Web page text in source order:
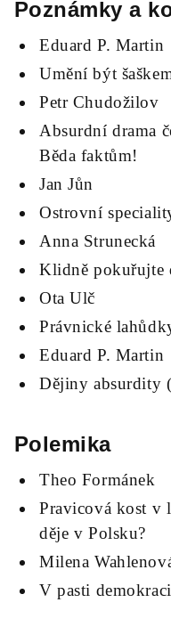
Poznámky a
Eduard P. Martin
Umění být
Petr Chudožilov
Absurdní drama
Běda faktům!
Jan Jůn
Ostrovní
Anna Strunecká
Klidně pokuřujte
Ota Ulč
Právnické
Eduard P. Martin
Dějiny absurdity
Polemika
Theo Formánek
Pravicová kost v
děje v Polsku?
Milena
V pasti